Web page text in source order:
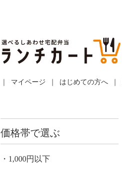
マイページ はじめての方へ
価格帯で選ぶ
1,000円以下